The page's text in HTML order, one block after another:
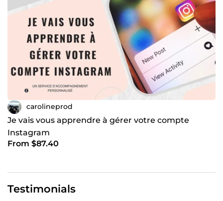
carolineprod
Je vais vous apprendre à gérer votre compte
Instagram
From $87.40
Testimonials